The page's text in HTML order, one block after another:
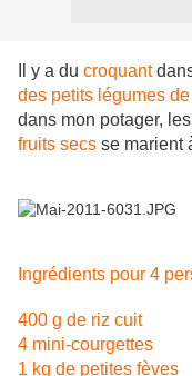
Il y a du croquant
des petits légumes
dans mon potager, les
fruits secs se marient
Ingrédients pour 4
400 g de riz cuit
4 mini-courgettes
1 kg de petites fèves